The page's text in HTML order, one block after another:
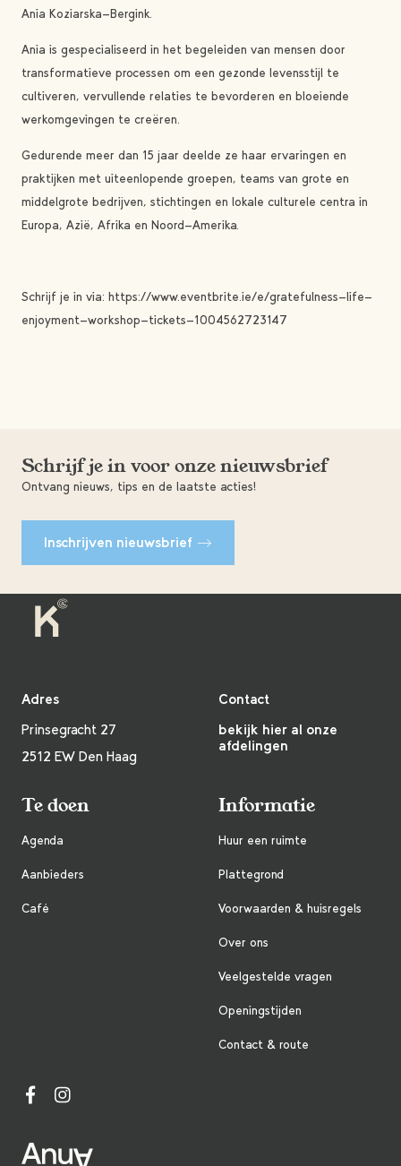
Ania Koziarska-Bergink.
Ania is gespecialiseerd in het begeleiden van mensen door
transformatieve processen om een ​​gezonde levensstijl te
cultiveren, vervullende relaties te bevorderen en bloeiende
werkomgevingen te creëren.
Gedurende meer dan 15 jaar deelde ze haar ervaringen en
praktijken met uiteenlopende groepen, teams van grote en
middelgrote bedrijven, stichtingen en lokale culturele centra in
Europa, Azië, Afrika en Noord-Amerika.
Schrijf je in via: https://www.eventbrite.ie/e/gratefulness-life-
enjoyment-workshop-tickets-1004562723147
Schrijf je in voor onze nieuwsbrief
Ontvang nieuws, tips en de laatste acties!
Inschrijven nieuwsbrief
Adres
Prinsegracht 27
2512 EW Den Haag
Contact
bekijk hier al onze
afdelingen
Te doen
Agenda
Aanbieders
Café
Informatie
Huur een ruimte
Plattegrond
Voorwaarden & huisregels
Over ons
Veelgestelde vragen
Openingstijden
Contact & route